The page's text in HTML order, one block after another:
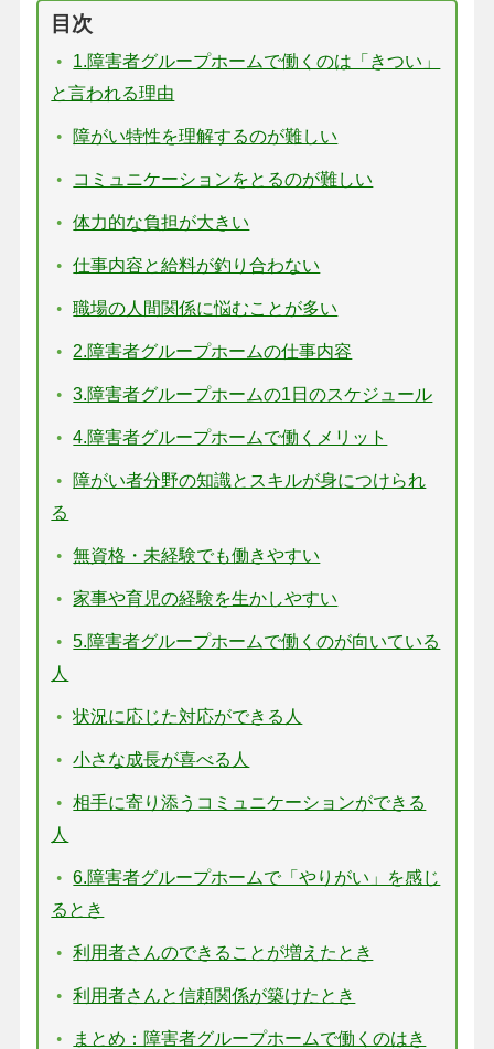
目次
1.障害者グループホームで働くのは「きつい」
と言われる理由
障がい特性を理解するのが難しい
コミュニケーションをとるのが難しい
体力的な負担が大きい
仕事内容と給料が釣り合わない
職場の人間関係に悩むことが多い
2.障害者グループホームの仕事内容
3.障害者グループホームの1日のスケジュール
4.障害者グループホームで働くメリット
障がい者分野の知識とスキルが身につけられ
る
無資格・未経験でも働きやすい
家事や育児の経験を生かしやすい
5.障害者グループホームで働くのが向いている
人
状況に応じた対応ができる人
小さな成長が喜べる人
相手に寄り添うコミュニケーションができる
人
6.障害者グループホームで「やりがい」を感じ
るとき
利用者さんのできることが増えたとき
利用者さんと信頼関係が築けたとき
まとめ：障害者グループホームで働くのはき